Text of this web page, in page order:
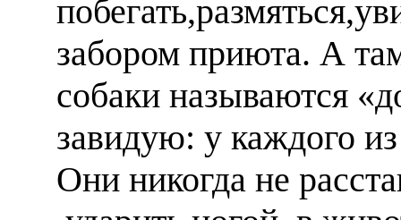
забором приюта. А
собаки называются
завидую: у каждого
Они никогда не